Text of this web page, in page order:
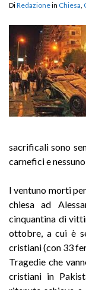
DiRedazionein Chiesa
sacrificali sono
carnefici e
I ventuno morti
chiesa ad
cinquantina di
ottobre, a cui è
cristiani (con 33
Tragedie che
cristiani in